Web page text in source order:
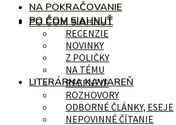
PO ČOM SIAHNUŤ
RECENZIE
NA POKRAČOVANIE
PO ČOM SIAHNUŤ
RECENZIE
NOVINKY
Z POLIČKY
NA TÉMU
LITERÁRNA KAVIAREŇ
ROZHOVORY
ODBORNÉ ČLÁNKY, ESEJE
NEPOVINNÉ ČÍTANIE